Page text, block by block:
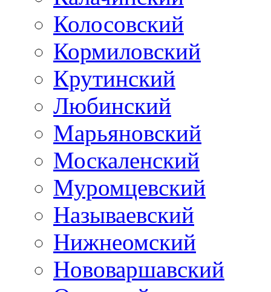
Колосовский
Кормиловский
Крутинский
Любинский
Марьяновский
Москаленский
Муромцевский
Называевский
Нижнеомский
Нововаршавский